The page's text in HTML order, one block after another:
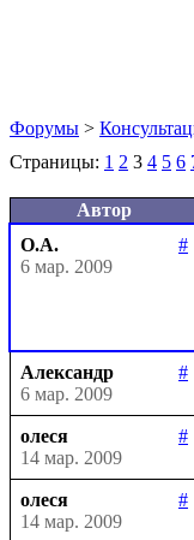
Форумы >
Страницы: 1 2 3 4 5 6
Автор
О.А.
#
6 мар. 2009
Александр
#
6 мар. 2009
олеся
#
14 мар. 2009
олеся
#
14 мар. 2009